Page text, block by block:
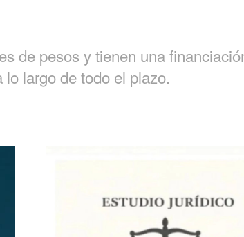
de pesos y tienen una
largo de todo el plazo.